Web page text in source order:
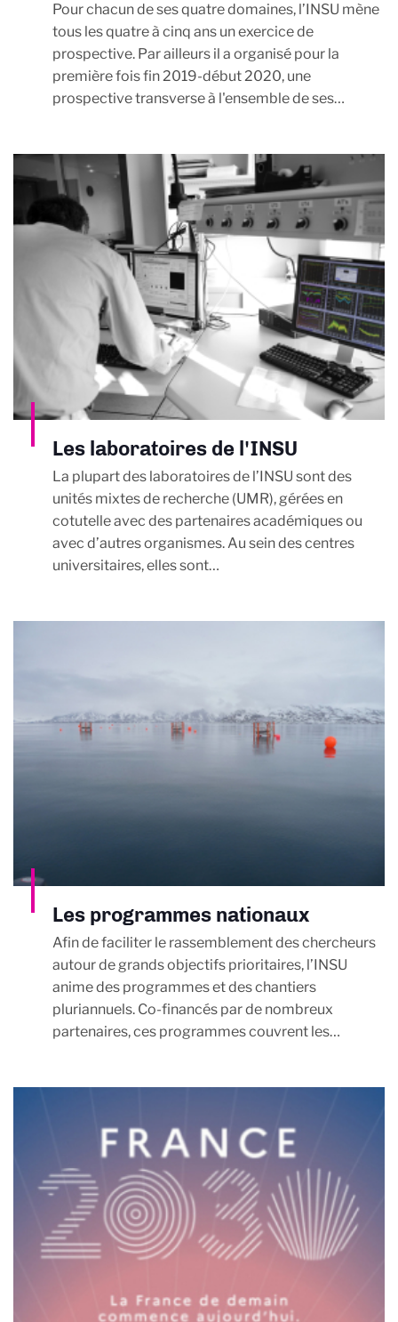
Pour chacun de ses quatre domaines, l’INSU mène
tous les quatre à cinq ans un exercice de
prospective. Par ailleurs il a organisé pour la
première fois fin 2019-début 2020, une
prospective transverse à l'ensemble de ses…
Les laboratoires de l'INSU
La plupart des laboratoires de l’INSU sont des
unités mixtes de recherche (UMR), gérées en
cotutelle avec des partenaires académiques ou
avec d’autres organismes. Au sein des centres
universitaires, elles sont…
Les programmes nationaux
Afin de faciliter le rassemblement des chercheurs
autour de grands objectifs prioritaires, l’INSU
anime des programmes et des chantiers
pluriannuels. Co-financés par de nombreux
partenaires, ces programmes couvrent les…